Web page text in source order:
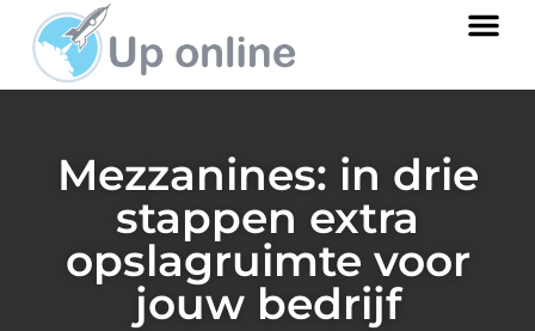
Mezzanines: in drie
stappen extra
opslagruimte voor
jouw bedrijf